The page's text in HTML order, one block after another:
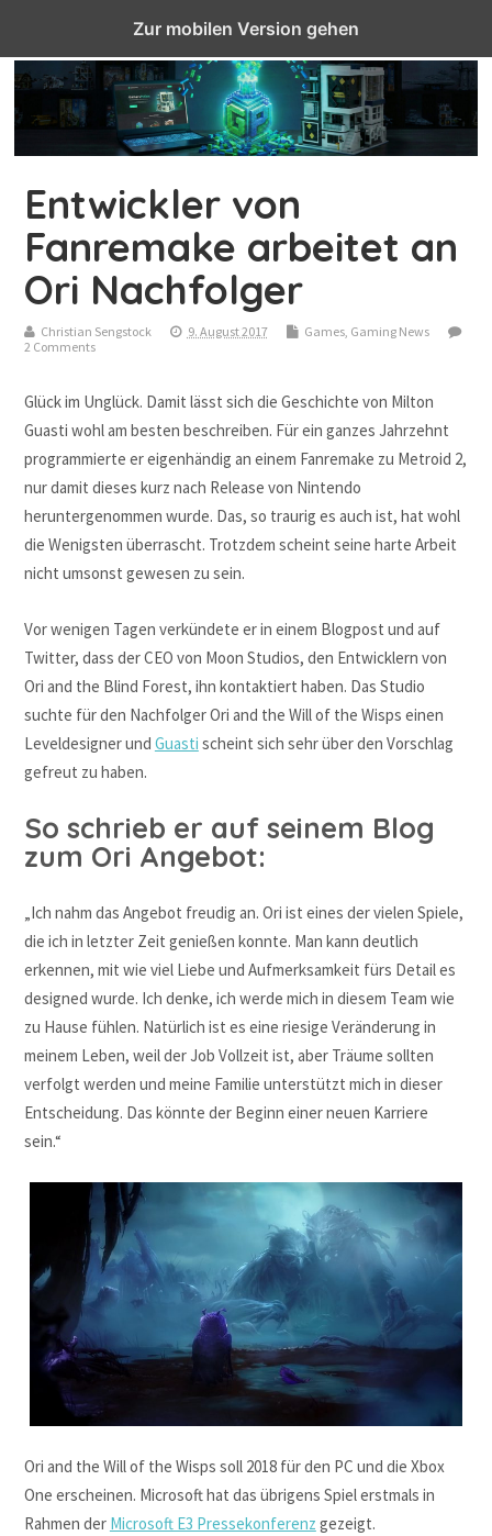
Top Menu
Entwickler von
Fanremake arbeitet an
Ori Nachfolger
Christian Sengstock 9. August 2017 Games, Gaming News
2 Comments
Glück im Unglück. Damit lässt sich die Geschichte von Milton
Guasti wohl am besten beschreiben. Für ein ganzes Jahrzehnt
programmierte er eigenhändig an einem Fanremake zu Metroid 2,
nur damit dieses kurz nach Release von Nintendo
heruntergenommen wurde. Das, so traurig es auch ist, hat wohl
die Wenigsten überrascht. Trotzdem scheint seine harte Arbeit
nicht umsonst gewesen zu sein.
Vor wenigen Tagen verkündete er in einem Blogpost und auf
Twitter, dass der CEO von Moon Studios, den Entwicklern von
Ori and the Blind Forest, ihn kontaktiert haben. Das Studio
suchte für den Nachfolger Ori and the Will of the Wisps einen
Leveldesigner und Guasti scheint sich sehr über den Vorschlag
gefreut zu haben.
So schrieb er auf seinem Blog
zum Ori Angebot:
„Ich nahm das Angebot freudig an. Ori ist eines der vielen Spiele,
die ich in letzter Zeit genießen konnte. Man kann deutlich
erkennen, mit wie viel Liebe und Aufmerksamkeit fürs Detail es
designed wurde. Ich denke, ich werde mich in diesem Team wie
zu Hause fühlen. Natürlich ist es eine riesige Veränderung in
meinem Leben, weil der Job Vollzeit ist, aber Träume sollten
verfolgt werden und meine Familie unterstützt mich in dieser
Entscheidung. Das könnte der Beginn einer neuen Karriere
sein.“
Ori and the Will of the Wisps soll 2018 für den PC und die Xbox
One erscheinen. Microsoft hat das übrigens Spiel erstmals in
Rahmen der Microsoft E3 Pressekonferenz gezeigt.
Zur mobilen Version gehen